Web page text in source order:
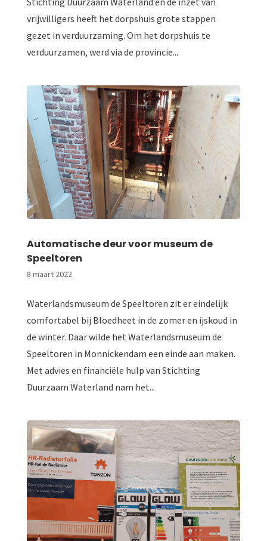
vrijwilligers heeft het dorpshuis grote stappen
gezet in verduurzaming. Om het dorpshuis te
verduurzamen, werd via de provincie...
Automatische deur voor museum de
Speeltoren
8 maart 2022
Waterlandsmuseum de Speeltoren zit er eindelijk
comfortabel bij Bloedheet in de zomer en ijskoud in
de winter. Daar wilde het Waterlandsmuseum de
Speeltoren in Monnickendam een einde aan maken.
Met advies en financiële hulp van Stichting
Duurzaam Waterland nam het...